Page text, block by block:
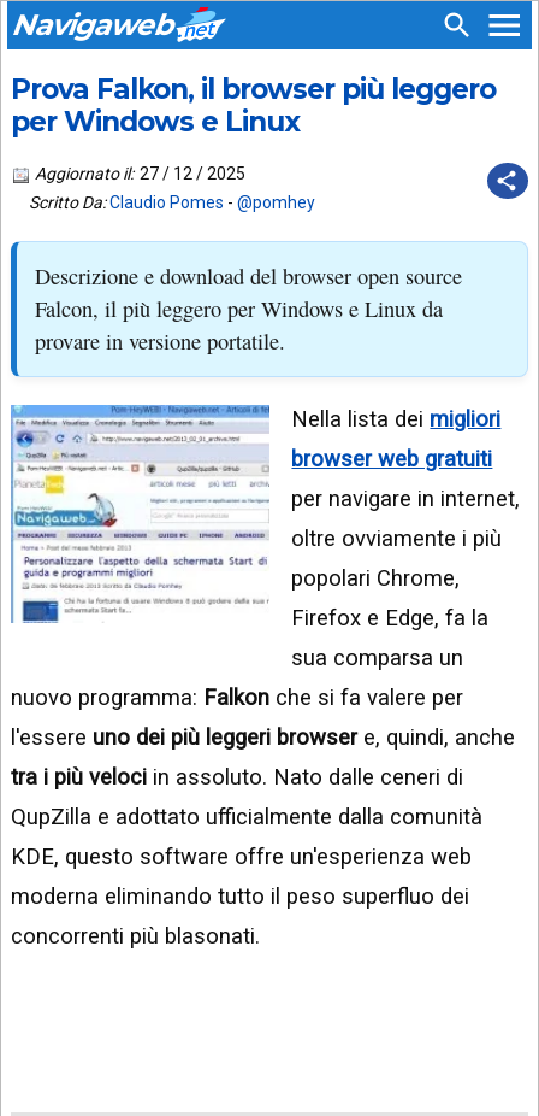
Navigaweb
HOME
SIAMO
SUPPORTO
CONTATTA
PIÙ
LETTI
ULTIMI
POST
ARCHIVIO
VIDEO
ARGOMENTI:
ANDROID
AI
APPS
APPS
TECNOLOGIA
SEGUICI
SU:
APP
ANDROID
EMAIL
TIKTOK
YOUTUBE
X
INSTAGRAM
GOOGLE
NEWS
Prova Falkon, il browser più leggero
per Windows e Linux
Aggiornato il: 27 / 12 / 2025
Scritto Da:Claudio Pomes - @pomhey
Descrizione e download del browser open source
Falcon, il più leggero per Windows e Linux da
provare in versione portatile.
Nella lista dei migliori
browser web gratuiti
per navigare in internet,
oltre ovviamente i più
popolari Chrome,
Firefox e Edge, fa la
sua comparsa un
nuovo programma: Falkon che si fa valere per
l'essere uno dei più leggeri browsere, quindi, anche
tra i più veloci in assoluto. Nato dalle ceneri di
QupZilla e adottato ufficialmente dalla comunità
KDE, questo software offre un'esperienza web
moderna eliminando tutto il peso superfluo dei
concorrenti più blasonati.